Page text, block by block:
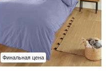
Финальная цена